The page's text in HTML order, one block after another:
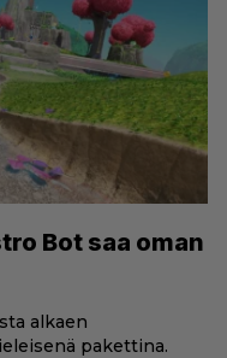
Bot saa oman
alkaen
pakettina.